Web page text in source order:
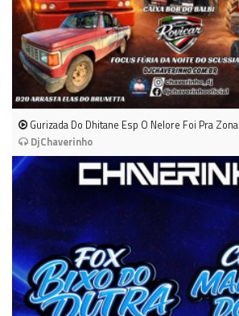
Gurizada Do Dhitane Esp O Nelore Foi Pra Zona
DjChaverinho